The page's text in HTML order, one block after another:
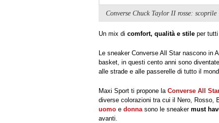
Converse Chuck Taylor II rosse: scoprile
Un mix di comfort, qualità e stile per
Le sneaker Converse All Star nascono
basket, in questi cento anni sono
alle strade e alle passerelle di tutto il
Maxi Sport ti propone la Converse All
diverse colorazioni tra cui il Nero, Rosso,
uomo e donnasono le sneaker must
avanti.